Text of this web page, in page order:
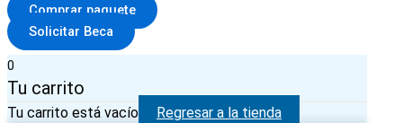
Comprar paquete
Solicitar Beca
0
Tu carrito
Tu carrito está vacío Regresar a la tienda